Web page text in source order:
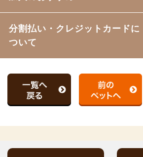
分割払い・クレジットカードに
ついて